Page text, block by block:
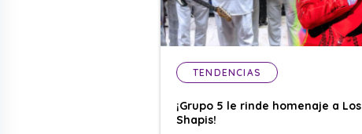
TENDENCIAS
¡Grupo 5 le rinde homenaje a Los
Shapis!